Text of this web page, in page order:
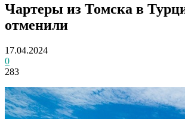
Чартеры из Томска в
отменили
17.04.2024
0
283